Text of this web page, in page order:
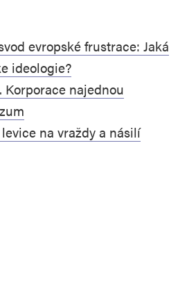
evropské frustrace: Jaká
ideologie?
Korporace najednou
na vraždy a násilí